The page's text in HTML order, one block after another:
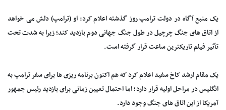
یک منبع آگاه در دولت ترامپ روز گذشته اعلام کرد: او (ترامپ) دلش می خواهد
از اتاق های جنگ چرچیل در طول جنگ جهانی دوم بازدید کند؛ زیرا به شدت تحت
تأثیر فیلم تاریکترین ساعت قرار گرفته است.
یک مقام ارشد کاخ سفید اعلام کرد که هم اکنون برنامه ریزی ها برای سفر ترامپ به
انگلیس در مراحل اولیه قرار دارد؛ اما احتمال تعیین زمانی برای بازدید رئیس جمهور
آمریکا از این اتاق های جنگ وجود دارد.